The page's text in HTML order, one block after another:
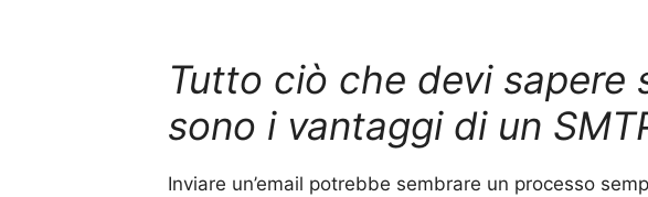
Tutto ciò che devi sapere
sono i vantaggi di un
Inviare un’email potrebbe sembrare un processo